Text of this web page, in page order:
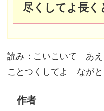
尽くしてよ長く
読み：こいこいて あ
ことつくしてよ ながと
作者